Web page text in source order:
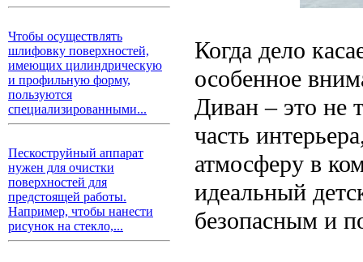
Чтобы осуществлять
шлифовку поверхностей,
имеющих цилиндрическую
и профильную форму,
пользуются
специализированными...
Пескоструйный аппарат
нужен для очистки
поверхностей для
предстоящей работы.
Например, чтобы нанести
рисунок на стекло,...
Когда дело
особенное
Диван – это не
часть
атмосферу в
идеальный
безопасным и